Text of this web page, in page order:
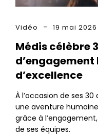
Vidéo 19 mai 2026
Médis célèbre
d’excellence
À l’occasion de ses
une aventure
grâce à
de ses équipes.